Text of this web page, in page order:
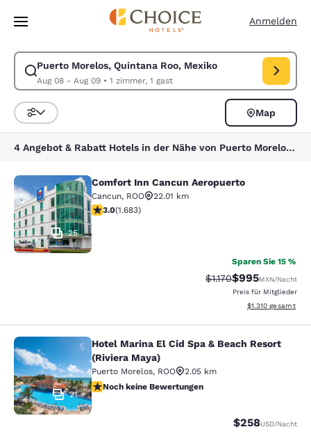
Weiter Zu Hauptinhalt
Anmelden
Puerto Morelos, Quintana Roo, Mexiko
Aug 08 - Aug 09• 1 zimmer, 1 gast
Suche für Puerto Morelos, Quintana Roo, Mexiko ändern. Check-in-
Sortieren und Filtern,
Map
4 Angebot & Rabatt Hotels in der Nähe von Puerto Morelos, Quintana Roo, Mexiko
Comfort Inn Cancun Aeropuerto
25
Comfort Inn Cancun Aeropuerto
Cancun, ROO
22.01 km
3.03-Sterne-Bewertung. Mittelmäßig. 1683
3.0(1.683)
Sparen Sie 15 %
Durchgestrichener
$1.170Vergünstigter
$995MXN/Nacht
Preis für Mitglieder
Geschätzte
$1.310 gesamt
Hotel Marina El Cid Spa & Beach
21
Hotel Marina El Cid Spa & Beach Resort
(Riviera Maya)
Puerto Morelos, ROO
2.05 km
Noch keine Bewertungen
Noch keine Bewertungen
$258USD/Nacht